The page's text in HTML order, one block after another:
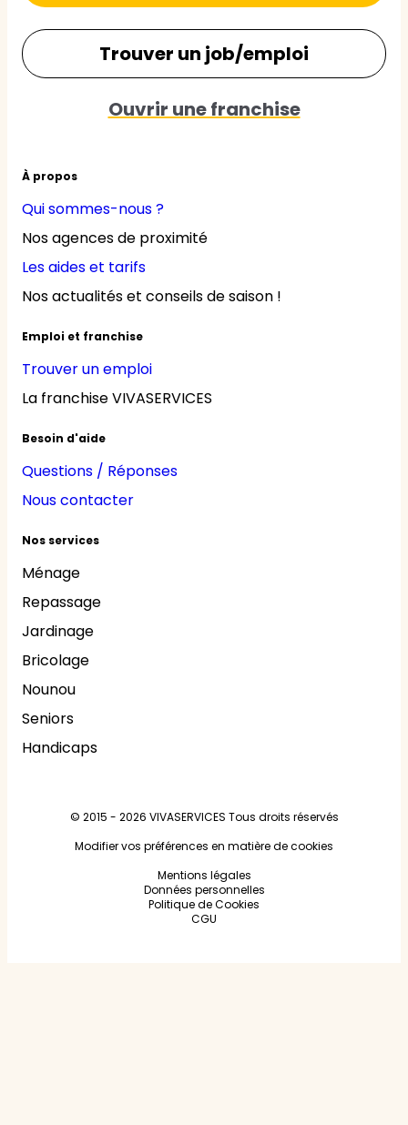
À propos
Qui sommes-nous ?
Nos agences de proximité
Les aides et tarifs
Nos actualités et conseils de saison !
Emploi et franchise
Trouver un emploi
La franchise VIVASERVICES
Besoin d'aide
Questions / Réponses
Nous contacter
Nos services
Ménage
Repassage
Jardinage
Bricolage
Nounou
Seniors
Handicaps
Trouver un job/emploi
Ouvrir une franchise
© 2015 - 2026 VIVASERVICES Tous droits réservés
Modifier vos préférences en matière de cookies
Mentions légales
Données personnelles
Politique de Cookies
CGU